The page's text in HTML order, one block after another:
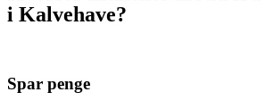
i Kalvehave?
Spar penge